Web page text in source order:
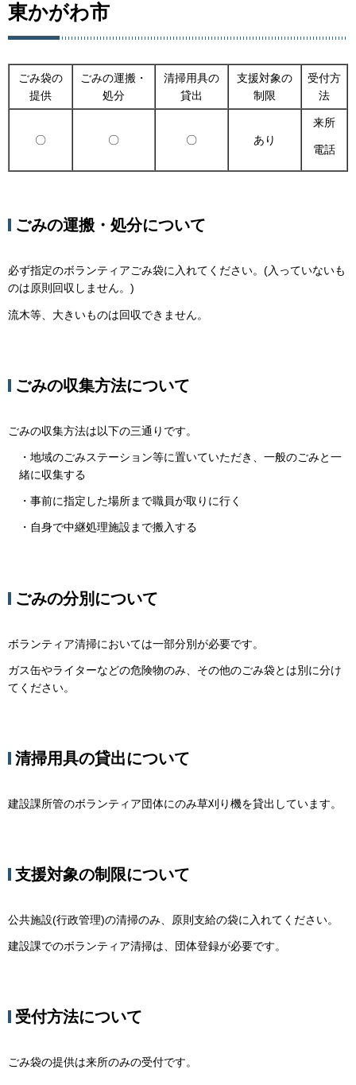
東かがわ市
ごみ袋の
提供
ごみの運搬・
処分
清掃用具の
貸出
支援対象の
制限
受付方
法
〇 〇 〇 あり
来所
電話
ごみの運搬・処分について
必ず指定のボランティアごみ袋に入れてください。(入っていないも
のは原則回収しません。)
流木等、大きいものは回収できません。
ごみの収集方法について
ごみの収集方法は以下の三通りです。
・地域のごみステーション等に置いていただき、一般のごみと一
緒に収集する
・事前に指定した場所まで職員が取りに行く
・自身で中継処理施設まで搬入する
ごみの分別について
ボランティア清掃においては一部分別が必要です。
ガス缶やライターなどの危険物のみ、その他のごみ袋とは別に分け
てください。
清掃用具の貸出について
建設課所管のボランティア団体にのみ草刈り機を貸出しています。
支援対象の制限について
公共施設(行政管理)の清掃のみ、原則支給の袋に入れてください。
建設課でのボランティア清掃は、団体登録が必要です。
受付方法について
ごみ袋の提供は来所のみの受付です。